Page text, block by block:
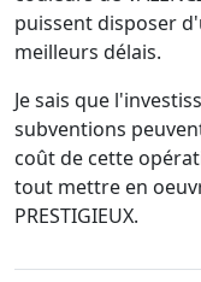
puissent disposer
meilleurs délais.
Je sais que
subventions
coût de cette
tout mettre en
PRESTIGIEUX.